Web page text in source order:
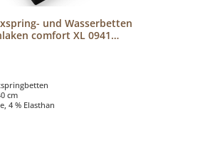
und Wasserbetten
comfort XL 0941
cm
4 % Elasthan